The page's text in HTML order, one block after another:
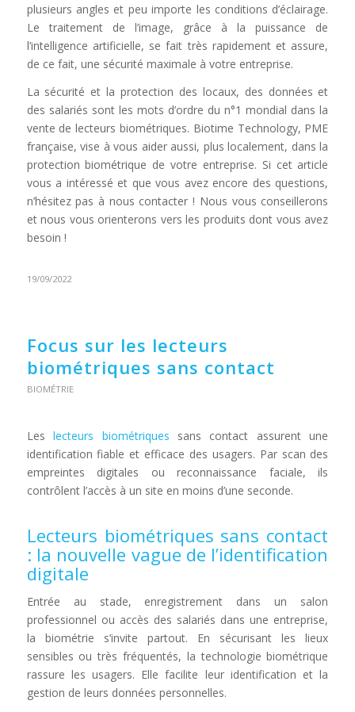
plusieurs angles et peu importe les conditions d’éclairage.
Le traitement de l’image, grâce à la puissance de
l’intelligence artificielle, se fait très rapidement et assure,
de ce fait, une sécurité maximale à votre entreprise.
La sécurité et la protection des locaux, des données et
des salariés sont les mots d’ordre du n°1 mondial dans la
vente de lecteurs biométriques. Biotime Technology, PME
française, vise à vous aider aussi, plus localement, dans la
protection biométrique de votre entreprise. Si cet article
vous a intéressé et que vous avez encore des questions,
n’hésitez pas à nous contacter ! Nous vous conseillerons
et nous vous orienterons vers les produits dont vous avez
besoin !
19/09/2022
Focus sur les lecteurs
biométriques sans contact
BIOMÉTRIE
Leslecteurs biométriques sans contact assurent une
identification fiable et efficace des usagers. Par scan des
empreintes digitales ou reconnaissance faciale, ils
contrôlent l’accès à un site en moins d’une seconde.
Lecteurs biométriques sans contact
: la nouvelle vague de l’identification
digitale
Entrée au stade, enregistrement dans un salon
professionnel ou accès des salariés dans une entreprise,
la biométrie s’invite partout. En sécurisant les lieux
sensibles ou très fréquentés, la technologie biométrique
rassure les usagers. Elle facilite leur identification et la
gestion de leurs données personnelles.